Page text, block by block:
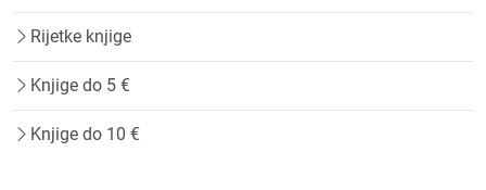
Rijetke knjige
Knjige do 5 €
Knjige do 10 €